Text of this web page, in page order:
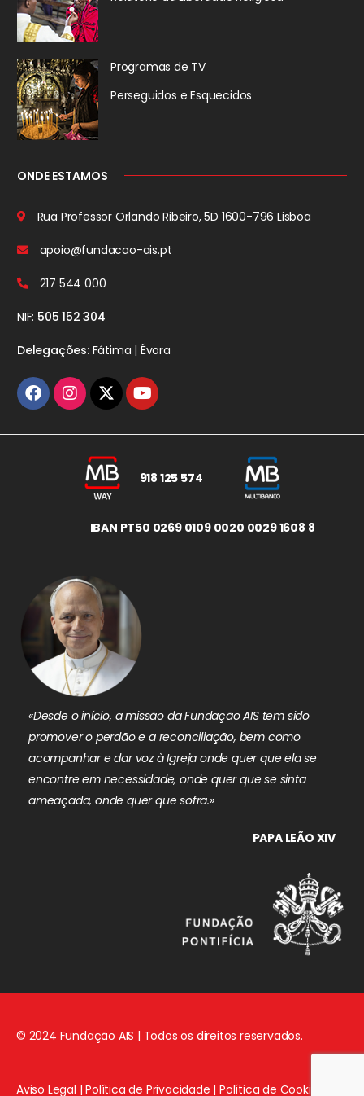
Programas de TV
Perseguidos e Esquecidos
ONDE ESTAMOS
Rua Professor Orlando Ribeiro, 5D 1600-796 Lisboa
apoio@fundacao-ais.pt
217 544 000
NIF: 505 152 304
Delegações:Fátima | Évora
918 125 574
IBAN PT50 0269 0109 0020 0029 1608 8
«Desde o início, a missão da Fundação AIS tem sido
promover o perdão e a reconciliação, bem como
acompanhar e dar voz à Igreja onde quer que ela se
encontre em necessidade, onde quer que se sinta
ameaçada, onde quer que sofra.»
PAPA LEÃO XIV
© 2024 Fundação AIS | Todos os direitos reservados.
Aviso Legal |Política de Privacidade |Política de Cookies